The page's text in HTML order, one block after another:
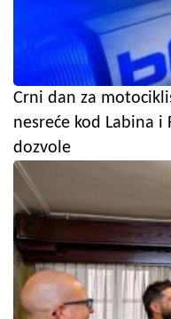
Crni dan za
nesreće kod Labina i
dozvole